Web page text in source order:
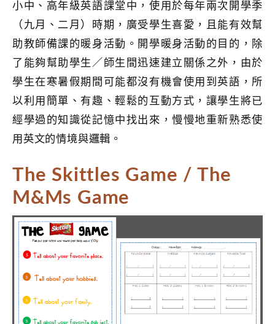
小中、高年級英語課堂中，使用於每年兩次開學季
（九月、二月）時期，廣受學生喜愛，且能有效幫
助教師備課的暖身活動。開學暖身活動的目的，除
了能夠幫助學生／師生間迅速建立關係之外，由於
學生在寒暑假期間可能都沒有機會使用到英語，所
以利用簡單、有趣、輕鬆的互動方式，讓學生將已
經學過的知識從記憶中找出來，慢慢地重新熟悉使
用英文的情境與邏輯。
The Skittles Game / The
M&Ms Game